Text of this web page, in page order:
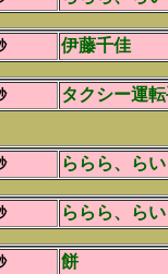
伊藤千佳
タクシー運
ららら、らい
ららら、らい
餅